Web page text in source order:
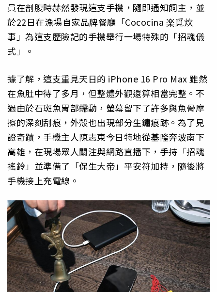
員在剖腹時赫然發現這支手機，隨即通知飼主，並
於22日在漁場自家品牌餐廳「Cococina 楽覓炊
事」為這支歷險記的手機舉行一場特殊的「招魂儀
式」。
據了解，這支重見天日的 iPhone 16 Pro Max 雖然
在魚肚中待了多月，但整體外觀還算相當完整。不
過由於石斑魚胃部蠕動，螢幕留下了許多與魚骨摩
擦的深刻刮痕，外殼也出現部分生鏽痕跡。為了見
證奇蹟，手機主人陳志東今日特地從基隆奔波南下
高雄，在現場眾人關注與網路直播下，手持「招魂
搖鈴」並準備了「保生大帝」平安符加持，隨後將
手機接上充電線。